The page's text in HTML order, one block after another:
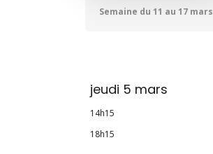
Semaine du 11 au 17 mars
jeudi 5 mars
14h15
18h15